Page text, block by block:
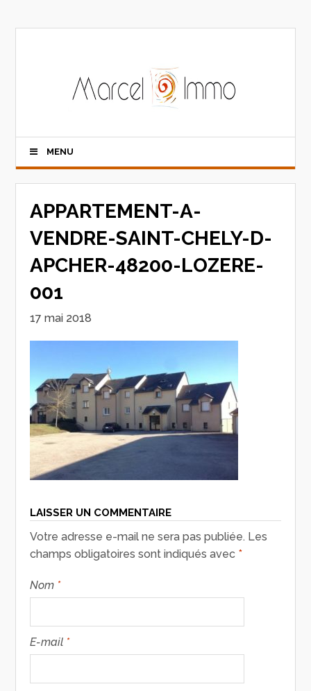
MENU
APPARTEMENT-A-
VENDRE-SAINT-CHELY-D-
APCHER-48200-LOZERE-
001
17 mai 2018
LAISSER UN COMMENTAIRE
Votre adresse e-mail ne sera pas publiée. Les
champs obligatoires sont indiqués avec *
Nom *
E-mail *